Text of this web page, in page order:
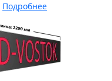
Подробнее